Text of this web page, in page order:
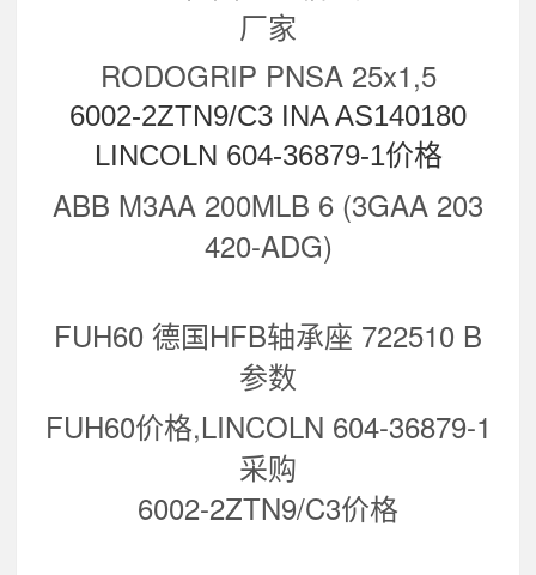
厂家
RODOGRIP PNSA 25x1,5
6002-2ZTN9/C3 INA AS140180
LINCOLN 604-36879-1价格
ABB M3AA 200MLB 6 (3GAA 203
420-ADG)
FUH60 德国HFB轴承座 722510 B
参数
FUH60价格,LINCOLN 604-36879-1
采购
6002-2ZTN9/C3价格